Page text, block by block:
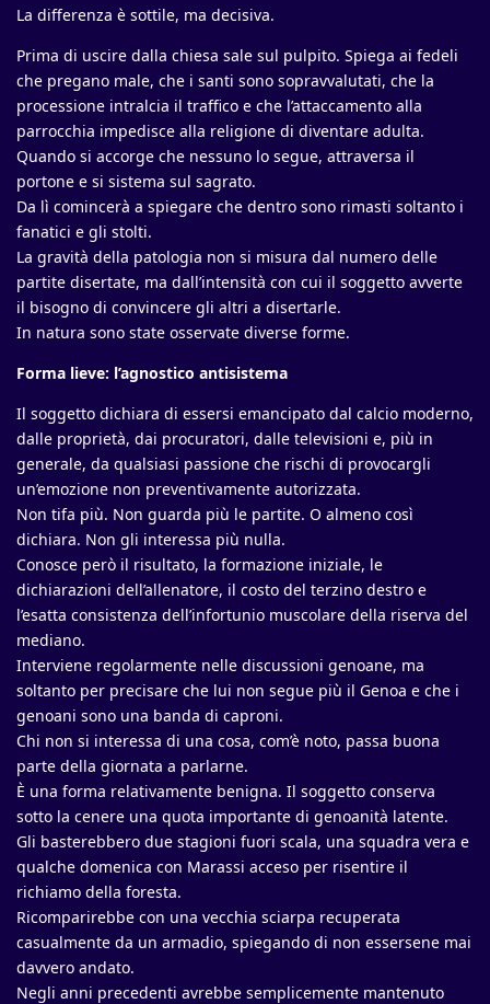
La differenza è sottile, ma decisiva.
Prima di uscire dalla chiesa sale sul pulpito. Spiega ai fedeli
che pregano male, che i santi sono sopravvalutati, che la
processione intralcia il traffico e che l’attaccamento alla
parrocchia impedisce alla religione di diventare adulta.
Quando si accorge che nessuno lo segue, attraversa il
portone e si sistema sul sagrato.
Da lì comincerà a spiegare che dentro sono rimasti soltanto i
fanatici e gli stolti.
La gravità della patologia non si misura dal numero delle
partite disertate, ma dall’intensità con cui il soggetto avverte
il bisogno di convincere gli altri a disertarle.
In natura sono state osservate diverse forme.
Forma lieve: l’agnostico antisistema
Il soggetto dichiara di essersi emancipato dal calcio moderno,
dalle proprietà, dai procuratori, dalle televisioni e, più in
generale, da qualsiasi passione che rischi di provocargli
un’emozione non preventivamente autorizzata.
Non tifa più. Non guarda più le partite. O almeno così
dichiara. Non gli interessa più nulla.
Conosce però il risultato, la formazione iniziale, le
dichiarazioni dell’allenatore, il costo del terzino destro e
l’esatta consistenza dell’infortunio muscolare della riserva del
mediano.
Interviene regolarmente nelle discussioni genoane, ma
soltanto per precisare che lui non segue più il Genoa e che i
genoani sono una banda di caproni.
Chi non si interessa di una cosa, com’è noto, passa buona
parte della giornata a parlarne.
È una forma relativamente benigna. Il soggetto conserva
sotto la cenere una quota importante di genoanità latente.
Gli basterebbero due stagioni fuori scala, una squadra vera e
qualche domenica con Marassi acceso per risentire il
richiamo della foresta.
Ricomparirebbe con una vecchia sciarpa recuperata
casualmente da un armadio, spiegando di non essersene mai
davvero andato.
Negli anni precedenti avrebbe semplicemente mantenuto